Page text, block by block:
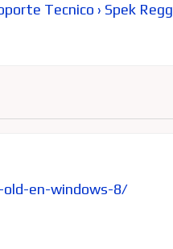
Tecnico › Spek Regg
en-windows-8/